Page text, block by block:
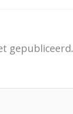
gepubliceerd.